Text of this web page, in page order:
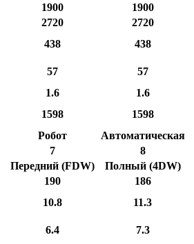
1900
1900
2720
2720
438
438
57
57
1.6
1.6
1598
1598
Робот
Автоматическая
7
8
Передний (FDW)
Полный (4DW)
190
186
10.8
11.3
6.4
7.3